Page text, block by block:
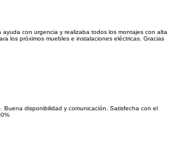
con urgencia y realizaba todos los montajes con alta
los próximos muebles e instalaciones eléctricas. Gracias
Buena disponibilidad y comunicación. Satisfecha con el